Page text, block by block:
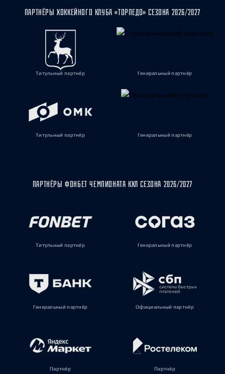
ПАРТНЁРЫ ХОККЕЙНОГО КЛУБА «ТОРПЕДО» СЕЗОНА 2026/2027
Титульный партнёр Генеральный партнёр
Титульный партнёр Генеральный партнёр
ПАРТНЁРЫ ФОНБЕТ ЧЕМПИОНАТА КХЛ СЕЗОНА 2026/2027
Титульный партнёр Генеральный партнёр
Генеральный партнёр Официальный партнёр
Партнёр Партнёр